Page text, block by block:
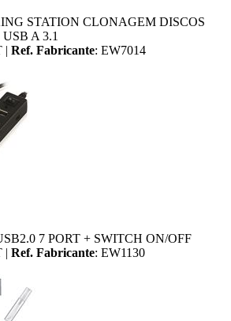
STATION CLONAGEM DISCOS
A 3.1
| Ref. Fabricante: EW7014
7 PORT + SWITCH ON/OFF
| Ref. Fabricante: EW1130